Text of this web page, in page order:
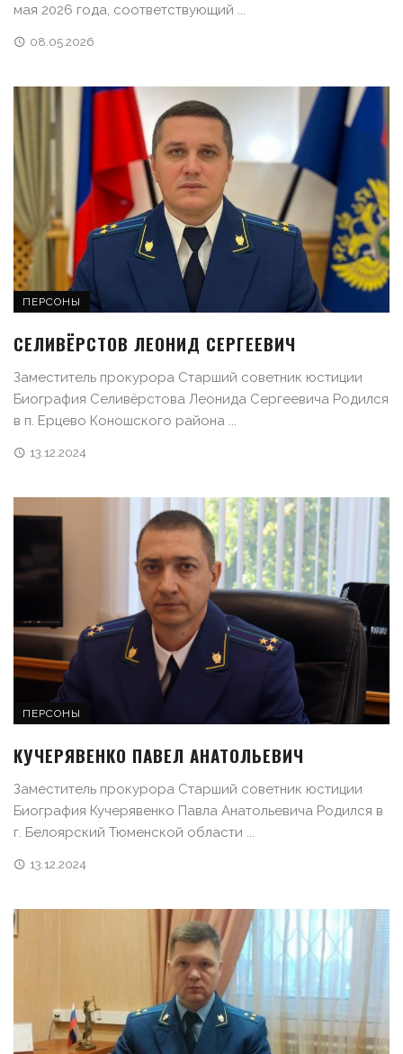
мая 2026 года, соответствующий ...
08.05.2026
ПЕРСОНЫ
СЕЛИВЁРСТОВ ЛЕОНИД СЕРГЕЕВИЧ
Заместитель прокурора Старший советник юстиции
Биография Селивёрстова Леонида Сергеевича Родился
в п. Ерцево Коношского района ...
13.12.2024
ПЕРСОНЫ
КУЧЕРЯВЕНКО ПАВЕЛ АНАТОЛЬЕВИЧ
Заместитель прокурора Старший советник юстиции
Биография Кучерявенко Павла Анатольевича Родился в
г. Белоярский Тюменской области ...
13.12.2024